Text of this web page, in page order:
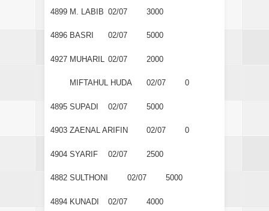
4899 M. LABIB 02/07 3000
4896 BASRI 02/07 5000
4927 MUHARIL 02/07 2000
MIFTAHUL HUDA 02/07 0
4895 SUPADI 02/07 5000
4903 ZAENAL ARIFIN 02/07 0
4904 SYARIF 02/07 2500
4882 SULTHONI 02/07 5000
4894 KUNADI 02/07 4000